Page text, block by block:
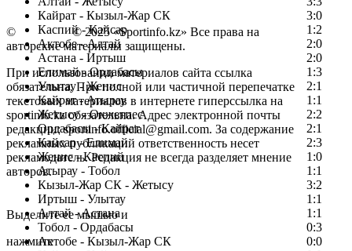
Кайрат - Кызыл-Жар СК
3:0
Каспий - Кайсар
1:2
Актобе - Алтай
2:0
Астана - Иртыш
2:0
Елимай - Ордабасы
1:3
Улытау - Женис
2:1
Кайрат - Атырау
1:1
Жетысу - Окжетпес
2:2
Ордабасы - Кайрат
2:1
Кайсар - Елимай
2:3
Женис - Каспий
1:0
Атырау - Тобол
1:1
Кызыл-Жар СК - Жетысу
3:2
Иртыш - Улытау
1:1
Алтай - Астана
1:1
Тобол - Ордабасы
0:3
Актобе - Кызыл-Жар СК
0:0
© Copyright© 2025 «Sportinfo.kz» Все права на
авторские материалы защищены.
При использовании материалов сайта ссылка
обязательна. При полной или частичной перепечатке
текстовых материалов в интернете гиперссылка на
sportinfo.kz обязательна. Адрес электронной почты
редакции: sportinfo.official@gmail.com. За содержание
рекламных публикаций ответственность несет
рекламодатель. Редакция не всегда разделяет мнение
авторов.
Заметили ошибку в тексте?
Выделите ее мышью и
нажмите